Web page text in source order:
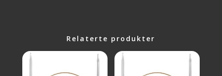
Relaterte produkter